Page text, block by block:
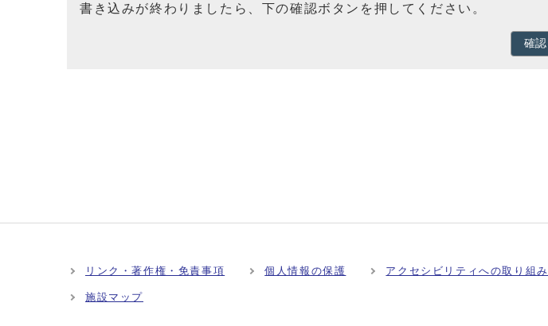
書き込みが終わりましたら、下の確認ボタンを押してください。
確認
リンク・著作権・免責事項 個人情報の保護 アクセシビリティへの取り組み
施設マップ